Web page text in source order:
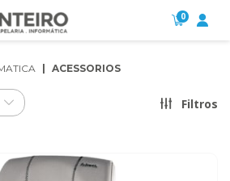
0
ACESSORIOS
Filtros